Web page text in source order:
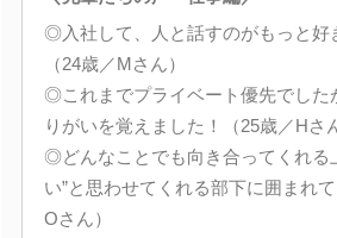
◎入社して、人と話すのがもっと好
（24歳／Mさん）
◎これまでプライベート優先でした
りがいを覚えました！（25歳／Hさ
◎どんなことでも向き合ってくれる
い”と思わせてくれる部下に囲まれ
Oさん）